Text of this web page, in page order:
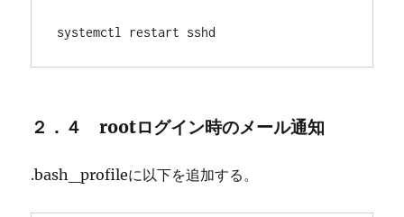
systemctl restart sshd
２．４ rootログイン時のメール通知
.bash_profileに以下を追加する。